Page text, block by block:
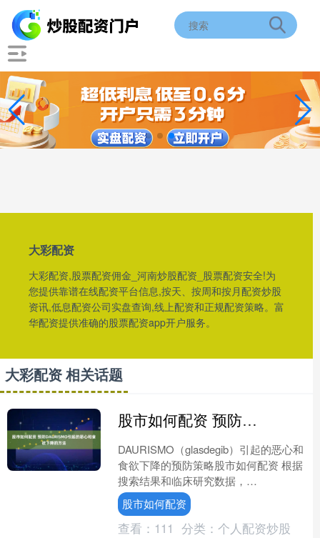
大彩配资
大彩配资,股票配资佣金_河南炒股配资_股票配资安全!为
您提供靠谱在线配资平台信息,按天、按周和按月配资炒股
资讯,低息配资公司实盘查询,线上配资和正规配资策略。富
华配资提供准确的股票配资app开户服务。
大彩配资 相关话题
股市如何配资 预防DAURISMO引起的恶心和食欲下降的方法
DAURISMO（glasdegib）引起的恶心和
食欲下降的预防策略股市如何配资 根据
搜索结果和临床研究数据，
DAURISMO（glasdegib）作为治疗急
性....
股市如何配资
查看： 111 分类： 个人配资炒股